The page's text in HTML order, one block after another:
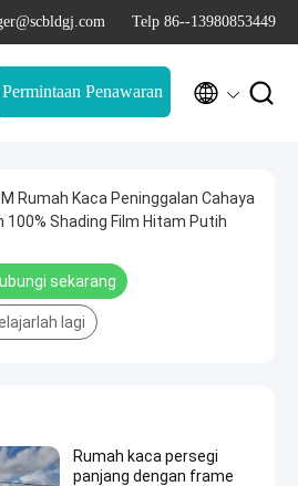
Telp 86--13980853449
Permintaan Penawaran  
Rumah Kaca Peninggalan Cahaya
100% Shading Film Hitam Putih
sekarang
lagi
Rumah kaca persegi
panjang dengan frame